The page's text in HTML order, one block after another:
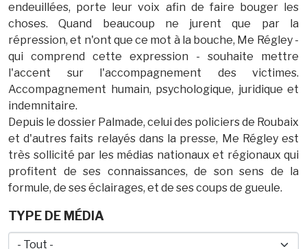
endeuillées, porte leur voix afin de faire bouger les
choses. Quand beaucoup ne jurent que par la
répression, et n'ont que ce mot à la bouche, Me Régley -
qui comprend cette expression - souhaite mettre
l'accent sur l'accompagnement des victimes.
Accompagnement humain, psychologique, juridique et
indemnitaire.
Depuis le dossier Palmade, celui des policiers de Roubaix
et d'autres faits relayés dans la presse, Me Régley est
très sollicité par les médias nationaux et régionaux qui
profitent de ses connaissances, de son sens de la
formule, de ses éclairages, et de ses coups de gueule.
TYPE DE MÉDIA